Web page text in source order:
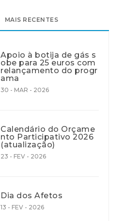
MAIS RECENTES
Apoio à botija de gás s
obe para 25 euros com
relançamento do progr
ama
30 - MAR - 2026
Calendário do Orçame
nto Participativo 2026
(atualização)
23 - FEV - 2026
Dia dos Afetos
13 - FEV - 2026